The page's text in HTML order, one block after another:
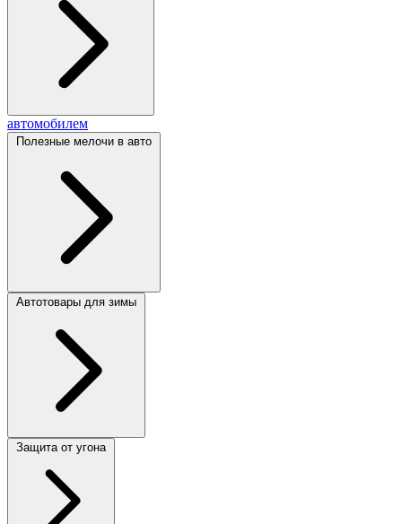
автомобилем
Полезные мелочи в авто
Автотовары для зимы
Защита от угона